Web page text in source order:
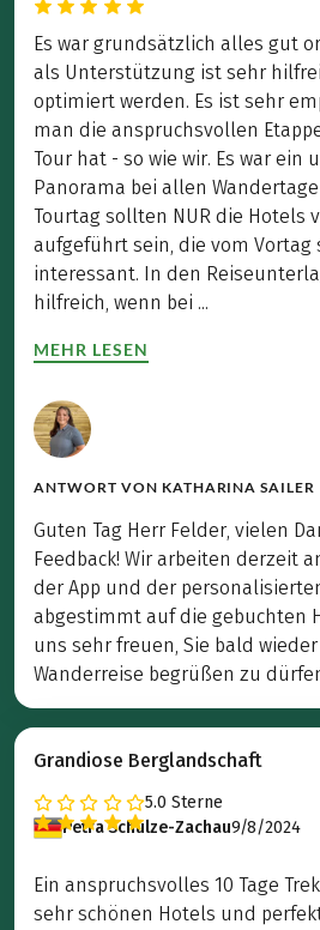
Es war grundsätzlich alles gut
als Unterstützung ist sehr
optimiert werden. Es ist sehr
man die anspruchsvollen
Tour hat - so wie wir. Es war ein
Panorama bei allen
Tourtag sollten NUR die Hotels
aufgeführt sein, die vom
interessant. In den
hilfreich, wenn bei ...
MEHR LESEN
ANTWORT VON KATHARINA SAILER
Guten Tag Herr Felder, vielen
Feedback! Wir arbeiten derzeit
der App und der
abgestimmt auf die gebuchten
uns sehr freuen, Sie bald
Wanderreise begrüßen zu
Grandiose Berglandschaft
5.0 Sterne
Petra Schulze-Zachau9/8/2024
Ein anspruchsvolles 10 Tage
sehr schönen Hotels und